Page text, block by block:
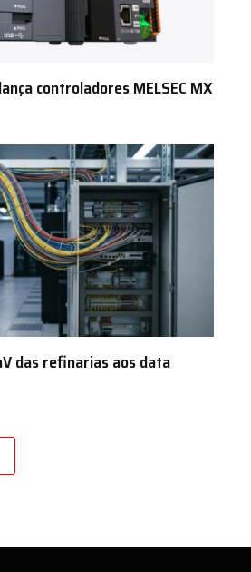
controladores MELSEC MX
das refinarias aos data